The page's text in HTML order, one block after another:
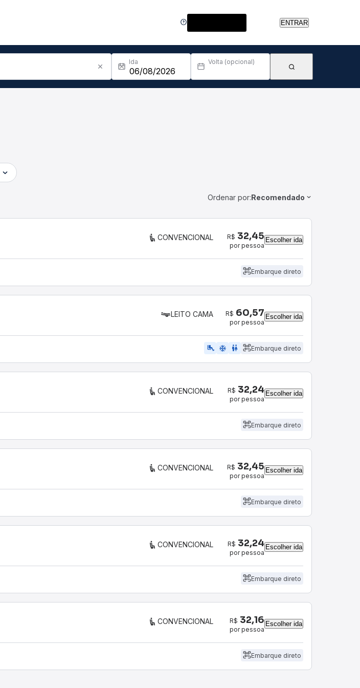
ENTRAR
Ida Volta (opcional)
Ordenar por:Recomendado
CONVENCIONAL R$ 32,45
por pessoa
Escolher ida
Embarque direto
LEITO CAMA R$ 60,57
por pessoa
Escolher ida
airline_seat_legroom_extra ac_unit wc Embarque direto
CONVENCIONAL R$ 32,24
por pessoa
Escolher ida
Embarque direto
CONVENCIONAL R$ 32,45
por pessoa
Escolher ida
Embarque direto
CONVENCIONAL R$ 32,24
por pessoa
Escolher ida
Embarque direto
CONVENCIONAL R$ 32,16
por pessoa
Escolher ida
Embarque direto